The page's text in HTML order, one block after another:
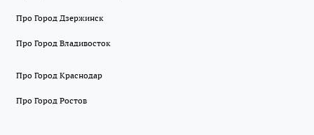
Про Город Дзержинск
Про Город Владивосток
Про Город Краснодар
Про Город Ростов